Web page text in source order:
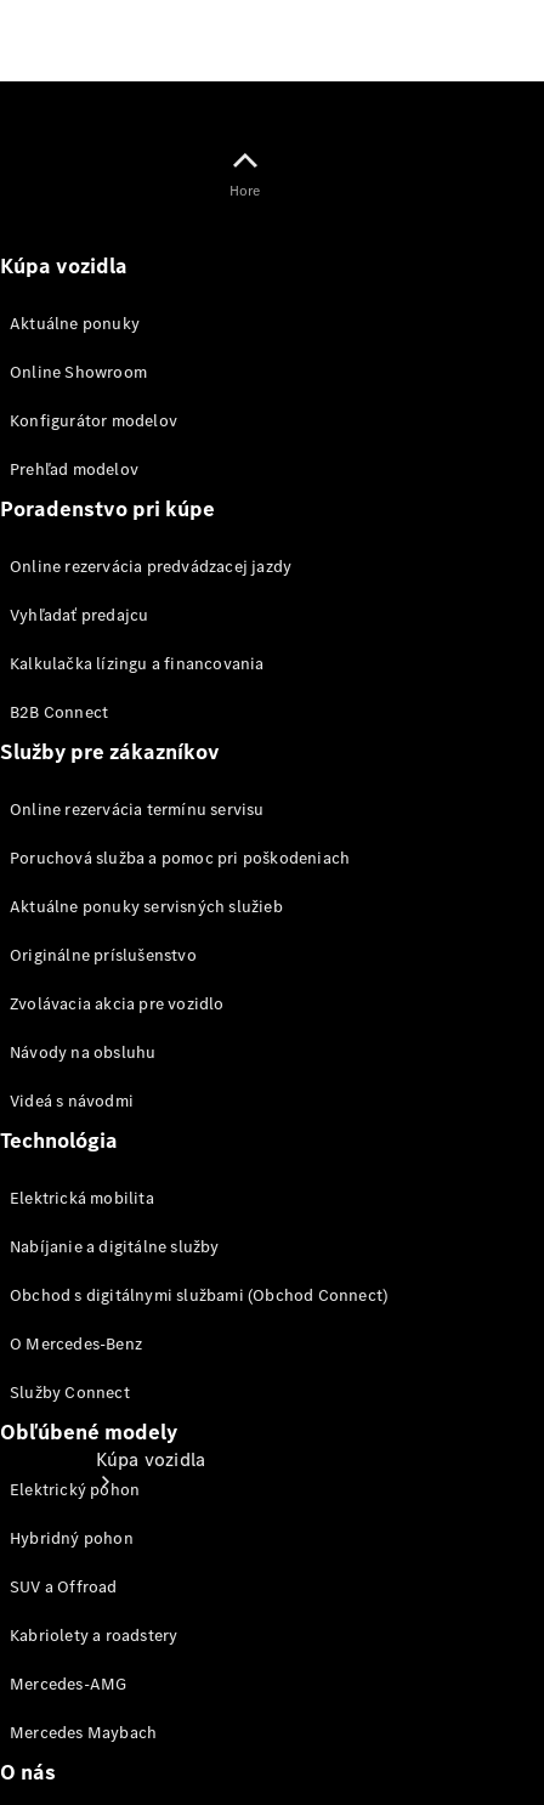
Vozidlá k
odberu
Veľkopriestorové vozidlá
Veľkopriestorové
EQV
Elektromobil
Marco Polo
Marco Polo
priamemu
Konfigurátor
Vozidlá k priamemu odberu
Kúpa vozidla
Vyhľadať
vozidlo
Hore
Kúpa vozidla
Aktuálne ponuky
Online Showroom
Konfigurátor modelov
Prehľad modelov
Poradenstvo pri kúpe
Online rezervácia predvádzacej jazdy
Vyhľadať predajcu
Kalkulačka lízingu a financovania
B2B Connect
Služby pre zákazníkov
Online rezervácia termínu servisu
Poruchová služba a pomoc pri poškodeniach
Aktuálne ponuky servisných služieb
Originálne príslušenstvo
Zvolávacia akcia pre vozidlo
Návody na obsluhu
Videá s návodmi
Technológia
Elektrická mobilita
Nabíjanie a digitálne služby
Obchod s digitálnymi službami (Obchod Connect)
O Mercedes-Benz
Služby Connect
Obľúbené modely
Elektrický pohon
Hybridný pohon
SUV a Offroad
Kabriolety a roadstery
Mercedes-AMG
Mercedes Maybach
O nás